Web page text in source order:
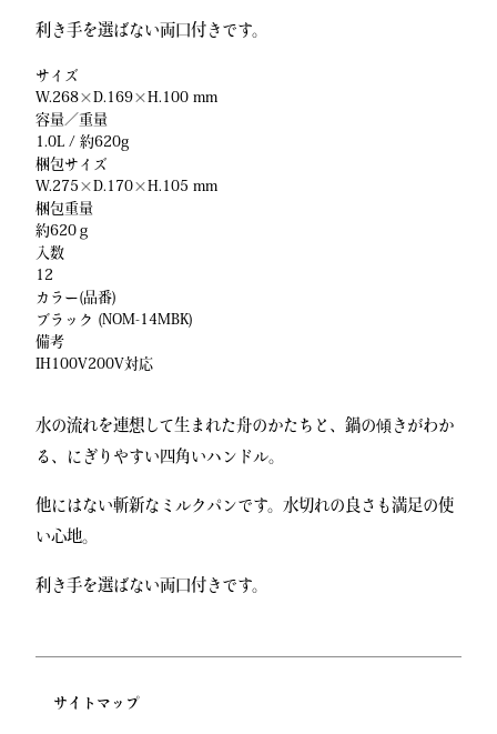
利き手を選ばない両口付きです。
サイズ
W.268×D.169×H.100 mm
容量／重量
1.0L / 約620g
梱包サイズ
W.275×D.170×H.105 mm
梱包重量
約620ｇ
入数
12
カラー(品番)
ブラック (NOM-14MBK)
備考
IH100V200V対応
水の流れを連想して生まれた舟のかたちと、鍋の傾きがわか
る、にぎりやすい四角いハンドル。
他にはない斬新なミルクパンです。水切れの良さも満足の使
い心地。
利き手を選ばない両口付きです。
サイトマップ